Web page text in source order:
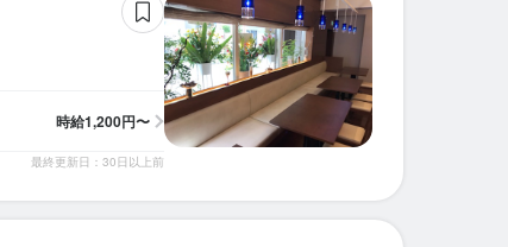
時給1,200円〜
最終更新日：30日以上前